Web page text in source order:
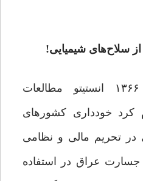
سلاح‌های شیمیایی!
دوازدهم اردیبهشت ۱۳۶۶ انستیتو مطالعات
کرد خودداری کشورهای
در تحریم مالی و نظامی
عراق در استفاده